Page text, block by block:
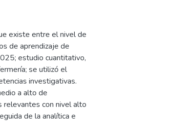
existe entre el nivel de
de aprendizaje de
estudio cuantitativo,
se utilizó el
investigativas.
a alto de
relevantes con nivel alto
de la analítica e